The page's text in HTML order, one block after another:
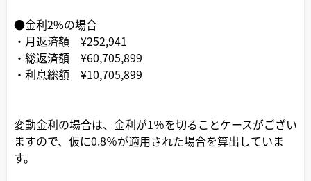
●金利2%の場合
・月返済額 ¥252,941
・総返済額 ¥60,705,899
・利息総額 ¥10,705,899
変動金利の場合は、金利が1％を切ることケースがござい
ますので、仮に0.8％が適用された場合を算出していま
す。